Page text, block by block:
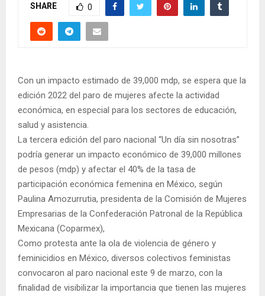
SHARE 0
Con un impacto estimado de 39,000 mdp, se espera que la
edición 2022 del paro de mujeres afecte la actividad
económica, en especial para los sectores de educación,
salud y asistencia.
La tercera edición del paro nacional “Un día sin nosotras”
podría generar un impacto económico de 39,000 millones
de pesos (mdp) y afectar el 40% de la tasa de
participación económica femenina en México, según
Paulina Amozurrutia, presidenta de la Comisión de Mujeres
Empresarias de la Confederación Patronal de la República
Mexicana (Coparmex),
Como protesta ante la ola de violencia de género y
feminicidios en México, diversos colectivos feministas
convocaron al paro nacional este 9 de marzo, con la
finalidad de visibilizar la importancia que tienen las mujeres